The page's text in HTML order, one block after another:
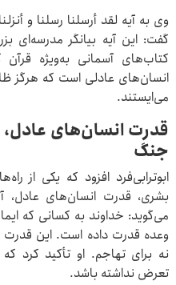
وی به آیه لقد أرسلنا رسلنا و
گفت: این آیه بیانگر مدرسه‌ای
کتاب‌های آسمانی به‌ویژه
انسان‌های عادلی است که هرگز
می‌ایستند.
قدرت انسان‌های عادل،
جنگ
ابوترابی‌فرد افزود که یکی از
بشری، قدرت انسان‌های عادل،
می‌گوید: خداوند به کسانی که
وعده قدرت داده است. این قدرت
نه برای تهاجم. او تأکید
تعرض نداشته باشد.